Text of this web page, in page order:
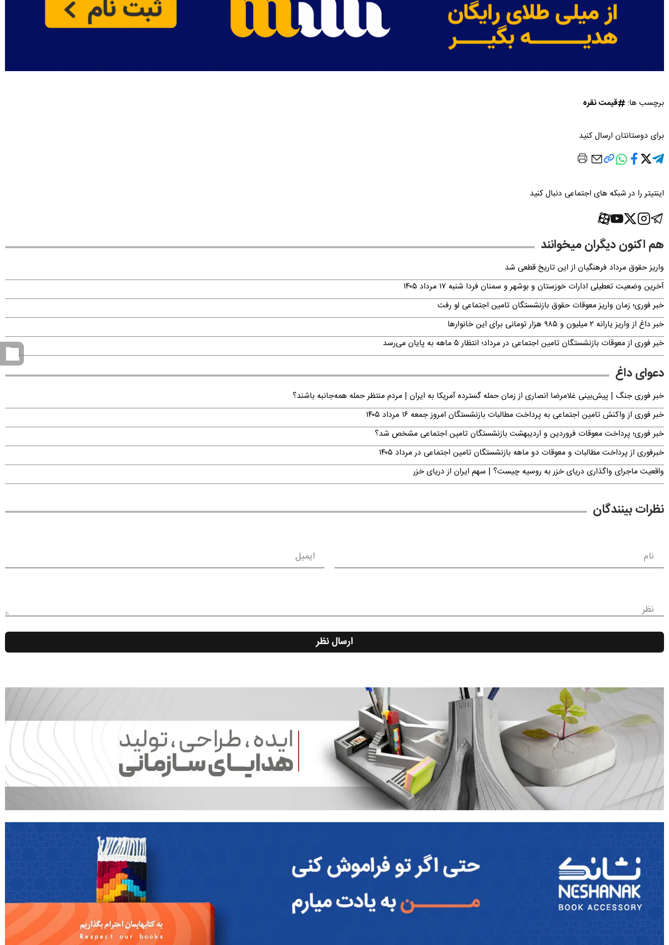
برچسب ها: قیمت نقره
برای دوستانتان ارسال کنید
اینتیتر را در شبکه های اجتماعی دنبال کنید
هم اکنون دیگران میخوانند
واریز حقوق مرداد فرهنگیان از این تاریخ قطعی شد
آخرین وضعیت تعطیلی ادارات خوزستان و بوشهر و سمنان فردا شنبه ۱۷ مرداد ۱۴۰۵
خبر فوری؛ زمان واریز معوقات حقوق بازنشستگان تامین اجتماعی لو رفت
خبر داغ از واریز یارانه ۲ میلیون و ۹۸۵ هزار تومانی برای این خانوارها
خبر فوری از معوقات بازنشستگان تامین اجتماعی در مرداد؛ انتظار ۵ ماهه به پایان می‌رسد
دعوای داغ
خبر فوری جنگ | پیش‌بینی غلامرضا انصاری از زمان حمله گسترده آمریکا به ایران | مردم منتظر حمله همه‌جانبه باشند؟
خبر فوری از واکنش تامین اجتماعی به پرداخت مطالبات بازنشستگان امروز جمعه ۱۶ مرداد ۱۴۰۵
خبر فوری؛ پرداخت معوقات فروردین و اردیبهشت بازنشستگان تامین اجتماعی مشخص شد؟
خبرفوری از پرداخت مطالبات و معوقات دو ماهه بازنشستگان تامین اجتماعی در مرداد ۱۴۰۵
واقعیت ماجرای واگذاری دریای خزر به روسیه چیست؟ | سهم ایران از دریای خزر
نظرات بینندگان
نام ایمیل
نظر
ارسال نظر